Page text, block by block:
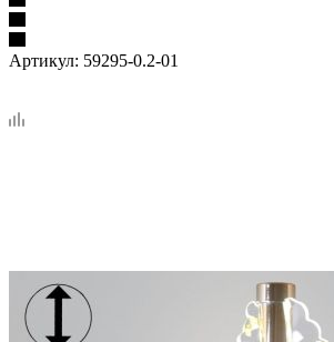
Артикул: 59295-0.2-01